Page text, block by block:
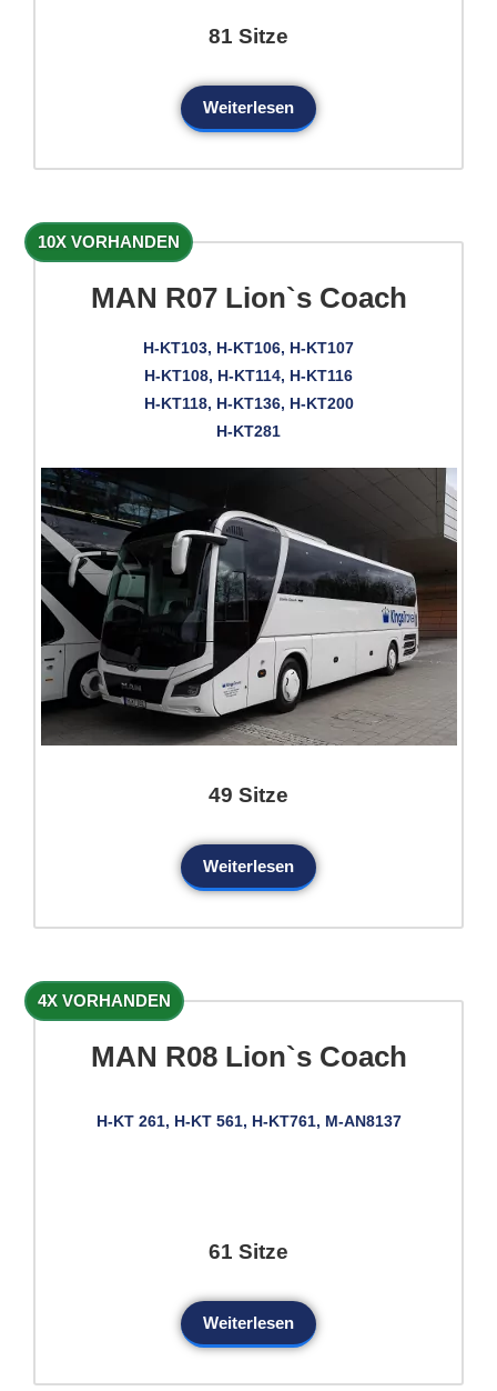
81 Sitze
Weiterlesen
10X VORHANDEN
MAN R07 Lion`s Coach
H-KT103, H-KT106, H-KT107
H-KT108, H-KT114, H-KT116
H-KT118, H-KT136, H-KT200
H-KT281
49 Sitze
Weiterlesen
4X VORHANDEN
MAN R08 Lion`s Coach
H-KT 261, H-KT 561, H-KT761, M-AN8137
61 Sitze
Weiterlesen